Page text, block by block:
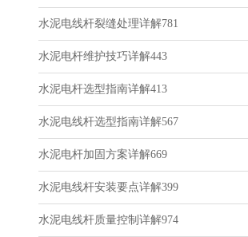
水泥电线杆裂缝处理详解781
水泥电杆维护技巧详解443
水泥电杆选型指南详解413
水泥电线杆选型指南详解567
水泥电杆加固方案详解669
水泥电线杆安装要点详解399
水泥电线杆质量控制详解974